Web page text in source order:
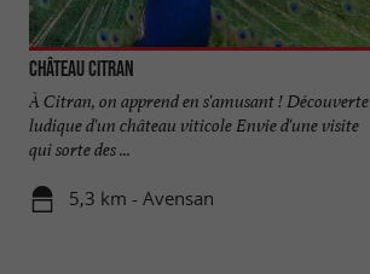
Château Citran
À Citran, on apprend en s'amusant ! Découverte
ludique d'un château viticole Envie d'une visite
qui sorte des ...
5,3 km - Avensan